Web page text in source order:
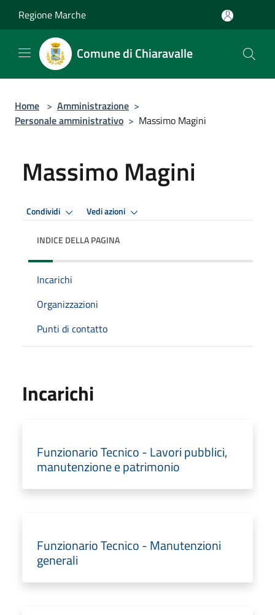
Regione Marche
Comune di Chiaravalle
Home > Amministrazione >
Personale amministrativo > Massimo Magini
Massimo Magini
Condividi Vedi azioni
INDICE DELLA PAGINA
Incarichi
Organizzazioni
Punti di contatto
Incarichi
Funzionario Tecnico - Lavori pubblici,
manutenzione e patrimonio
Funzionario Tecnico - Manutenzioni
generali